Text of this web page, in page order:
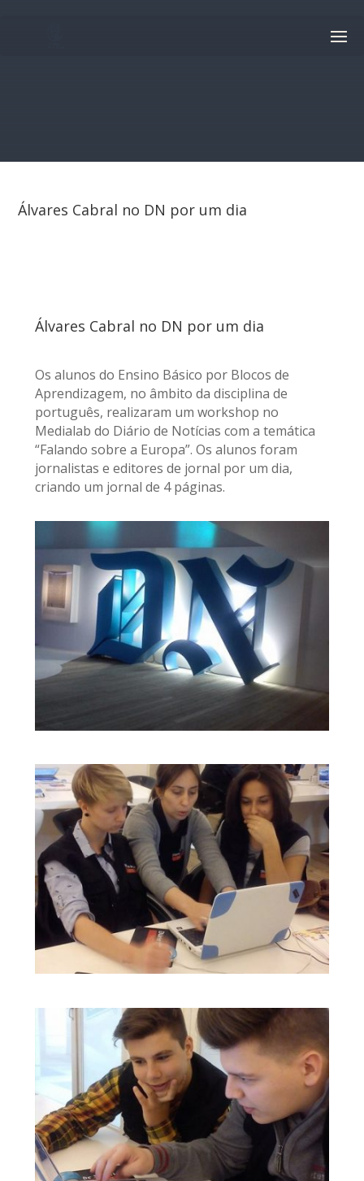
Álvares Cabral no DN por um dia
Álvares Cabral no DN por um dia
Os alunos do Ensino Básico por Blocos de
Aprendizagem, no âmbito da disciplina de
português, realizaram um workshop no
Medialab do Diário de Notícias com a temática
“Falando sobre a Europa”. Os alunos foram
jornalistas e editores de jornal por um dia,
criando um jornal de 4 páginas.